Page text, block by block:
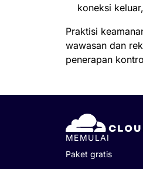
koneksi
Praktisi
wawasan dan
penerapan
MEMULAI
Paket gratis